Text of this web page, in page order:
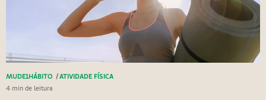
MUDE1HÁBITO /ATIVIDADE FÍSICA
4 min de leitura